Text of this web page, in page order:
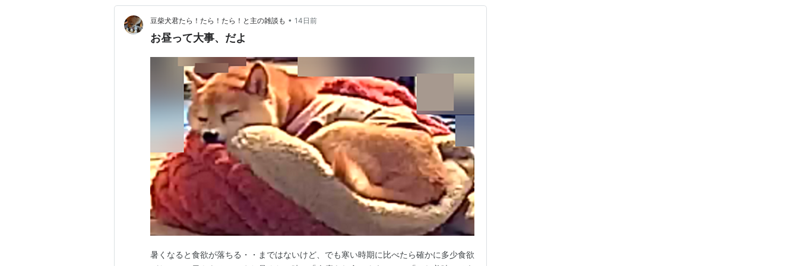
豆柴犬君たら！たら！たら！と主の雑談も • 14日前
お昼って大事、だよ
暑くなると食欲が落ちる・・まではないけど、でも寒い時期に比べたら確かに多少食欲